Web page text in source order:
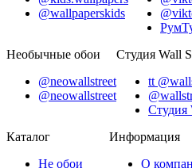
@wallpaperskids
Необычные обои
@neowallstreet
@neowallstreet
Студия Wall
tt
Студия
Каталог
Не обои
Информация
О